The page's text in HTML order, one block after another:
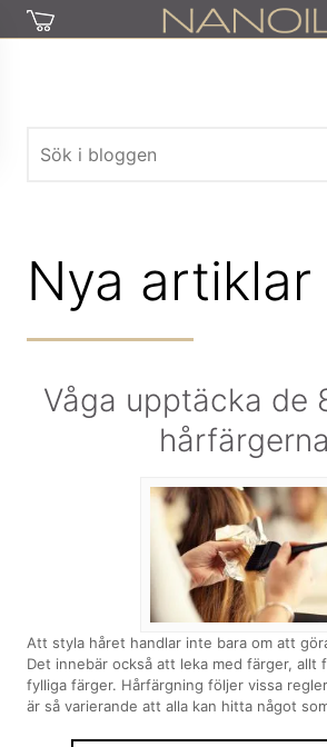
Nya artiklar
Våga upptäcka de
Att styla håret handlar inte bara om att
Det innebär också att leka med färger, allt
fylliga färger. Hårfärgning följer vissa
är så varierande att alla kan hitta något